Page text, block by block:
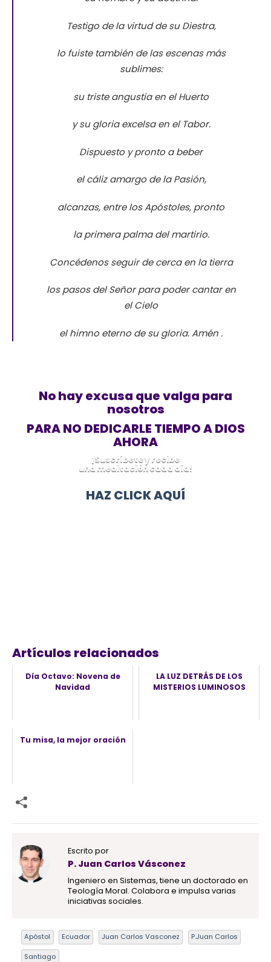
Testigo de la virtud de su Diestra,
lo fuiste también de las escenas más
sublimes:
su triste angustia en el Huerto
y su gloria excelsa en el Tabor.
Dispuesto y pronto a beber
el cáliz amargo de la Pasión,
alcanzas, entre los Apóstoles, pronto
la primera palma del martirio.
Concédenos seguir de cerca en la tierra
los pasos del Señor para poder cantar en
el Cielo
el himno eterno de su gloria.Amén .
No hay excusa que valga para
nosotros
PARA NO DEDICARLE TIEMPO A DIOS
AHORA
¡Suscríbete y recibe
una meditación cada día!
HAZ CLICK AQUÍ
Artículos relacionados
Día Octavo: Novena de
Navidad
LA LUZ DETRÁS DE LOS
MISTERIOS LUMINOSOS
Tu misa, la mejor oración
Escrito por
P. Juan Carlos Vásconez
Ingeniero en Sistemas, tiene un doctorado en
Teología Moral. Colabora e impulsa varias
iniciativas sociales.
Apóstol Ecuador Juan Carlos Vasconez P.Juan Carlos
Santiago